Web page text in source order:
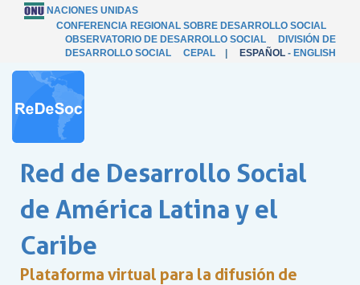
NACIONES UNIDAS
CONFERENCIA REGIONAL SOBRE DESARROLLO SOCIAL
OBSERVATORIO DE DESARROLLO SOCIAL
DIVISIÓN DE
DESARROLLO SOCIAL
CEPAL ESPAÑOL - ENGLISH
Red de Desarrollo Social
de América Latina y el
Caribe
Plataforma virtual para la difusión de